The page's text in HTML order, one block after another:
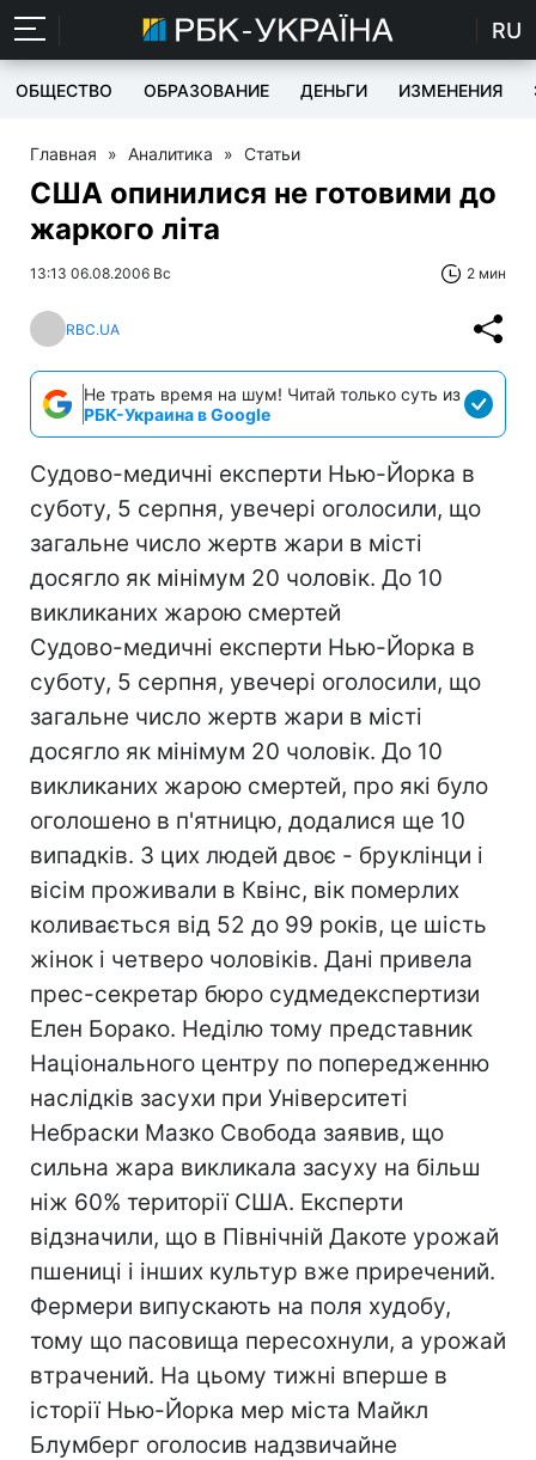
RU
ОБЩЕСТВО ОБРАЗОВАНИЕ ДЕНЬГИ ИЗМЕНЕНИЯ
Главная » Аналитика » Статьи
США опинилися не готовими до
жаркого літа
13:13 06.08.2006 Вс 2 мин
RBC.UA
Не трать время на шум! Читай только суть из
РБК-Украина в Google
Судово-медичні експерти Нью-Йорка в
суботу, 5 серпня, увечері оголосили, що
загальне число жертв жари в місті
досягло як мінімум 20 чоловік. До 10
викликаних жарою смертей
Судово-медичні експерти Нью-Йорка в
суботу, 5 серпня, увечері оголосили, що
загальне число жертв жари в місті
досягло як мінімум 20 чоловік. До 10
викликаних жарою смертей, про які було
оголошено в п'ятницю, додалися ще 10
випадків. З цих людей двоє - бруклінци і
вісім проживали в Квінс, вік померлих
коливається від 52 до 99 років, це шість
жінок і четверо чоловіків. Дані привела
прес-секретар бюро судмедекспертизи
Елен Борако. Неділю тому представник
Національного центру по попередженню
наслідків засухи при Університеті
Небраски Мазко Свобода заявив, що
сильна жара викликала засуху на більш
ніж 60% території США. Експерти
відзначили, що в Північній Дакоте урожай
пшениці і інших культур вже приречений.
Фермери випускають на поля худобу,
тому що пасовища пересохнули, а урожай
втрачений. На цьому тижні вперше в
історії Нью-Йорка мер міста Майкл
Блумберг оголосив надзвичайне